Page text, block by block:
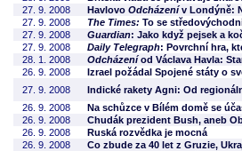
27. 9. 2008
Havlovo Odcházenív Londýně:
27. 9. 2008
The Times: To se
27. 9. 2008
Guardian: Jako když pejsek a
27. 9. 2008
Daily Telegraph: Povrchní hra,
28. 1. 2008
Odcházeníod Václava Havla:
26. 9. 2008
Izrael požádal Spojené státy o
27. 9. 2008
Indické rakety Agni: Od
26. 9. 2008
Na schůzce v Bílém domě se
26. 9. 2008
Chudák prezident Bush, aneb
26. 9. 2008
Ruská rozvědka je mocná
26. 9. 2008
Co zbude za 40 let z Gruzie,